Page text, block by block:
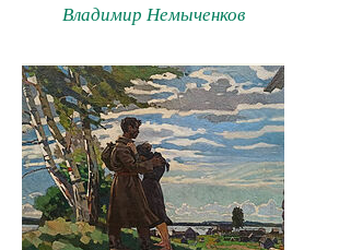
Владимир Немыченков